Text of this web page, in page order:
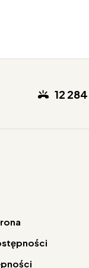
12